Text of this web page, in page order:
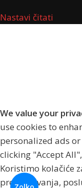
Nastavi čitati
We value your
use cookies to
personalized ads
clicking "Accept
Koristimo kolačiće
pregledavanja,